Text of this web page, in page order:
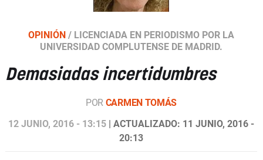
OPINIÓN / LICENCIADA EN PERIODISMO POR LA
UNIVERSIDAD COMPLUTENSE DE MADRID.
Demasiadas incertidumbres
POR CARMEN TOMÁS
12 JUNIO, 2016 - 13:15 | ACTUALIZADO: 11 JUNIO, 2016 -
20:13